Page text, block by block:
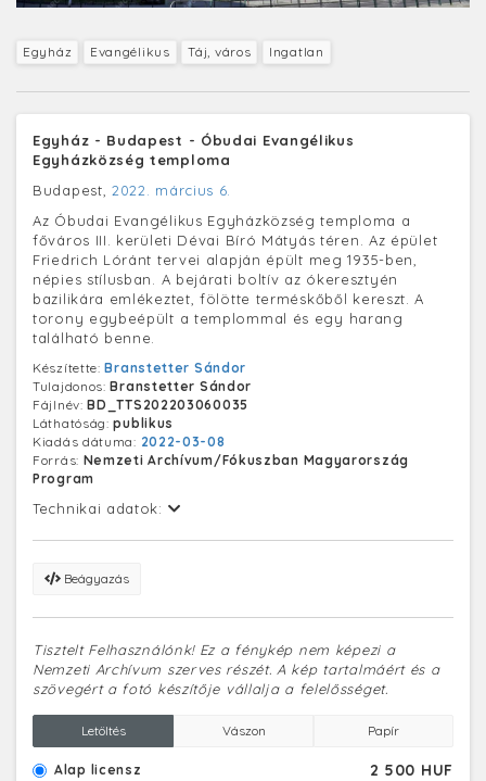
Egyház Evangélikus Táj, város Ingatlan
Egyház - Budapest - Óbudai Evangélikus
Egyházközség temploma
Budapest, 2022. március 6.
Az Óbudai Evangélikus Egyházközség temploma a
főváros III. kerületi Dévai Bíró Mátyás téren. Az épület
Friedrich Lóránt tervei alapján épült meg 1935-ben,
népies stílusban. A bejárati boltív az ókeresztyén
bazilikára emlékeztet, fölötte terméskőből kereszt. A
torony egybeépült a templommal és egy harang
található benne.
Készítette:Branstetter Sándor
Tulajdonos:Branstetter Sándor
Fájlnév:BD_TTS202203060035
Láthatóság:publikus
Kiadás dátuma: 2022-03-08
Forrás: Nemzeti Archívum/Fókuszban Magyarország
Program
Technikai adatok:
Beágyazás
Tisztelt Felhasználónk! Ez a fénykép nem képezi a
Nemzeti Archívum szerves részét. A kép tartalmáért és a
szövegért a fotó készítője vállalja a felelősséget.
Letöltés Vászon Papír
Alap licensz 2 500 HUF